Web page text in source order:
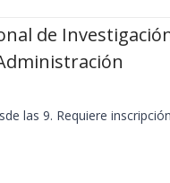
de
las 9. Requiere